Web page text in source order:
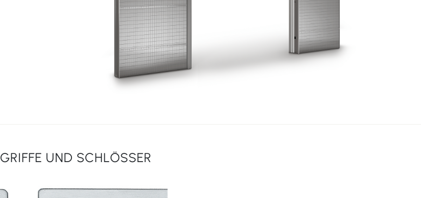
GRIFFE UND SCHLÖSSER